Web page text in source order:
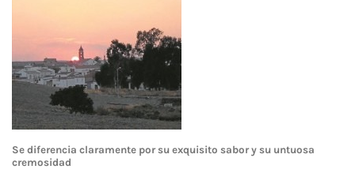
Se diferencia claramente por su exquisito sabor y su untuosa
cremosidad